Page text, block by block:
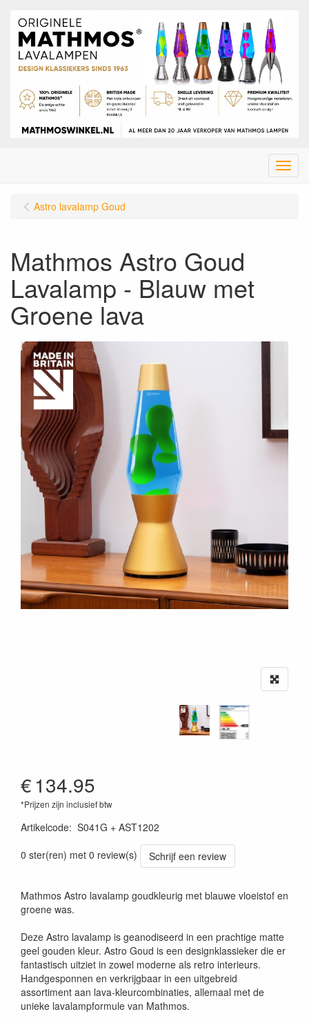
Menu
Astro lavalamp Goud
Mathmos Astro Goud
Lavalamp - Blauw met
Groene lava
€134.95
*Prijzen zijn inclusief btw
Artikelcode: S041G + AST1202
0 ster(ren) met 0 review(s)
Schrijf een review
Mathmos Astro lavalamp goudkleurig met blauwe vloeistof en
groene was.
Deze Astro lavalamp is geanodiseerd in een prachtige matte
geel gouden kleur. Astro Goud is een designklassieker die er
fantastisch uitziet in zowel moderne als retro interieurs.
Handgesponnen en verkrijgbaar in een uitgebreid
assortiment aan lava-kleurcombinaties, allemaal met de
unieke lavalampformule van Mathmos.